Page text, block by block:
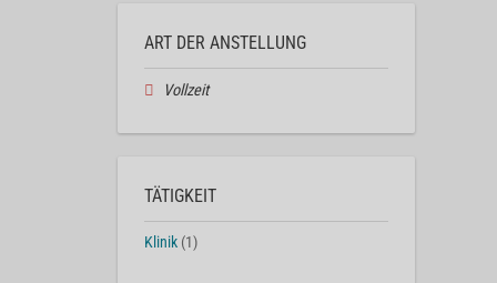
ART DER ANSTELLUNG
Vollzeit
TÄTIGKEIT
Klinik (1)